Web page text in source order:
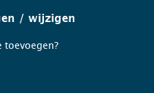
/ wijzigen
toevoegen?